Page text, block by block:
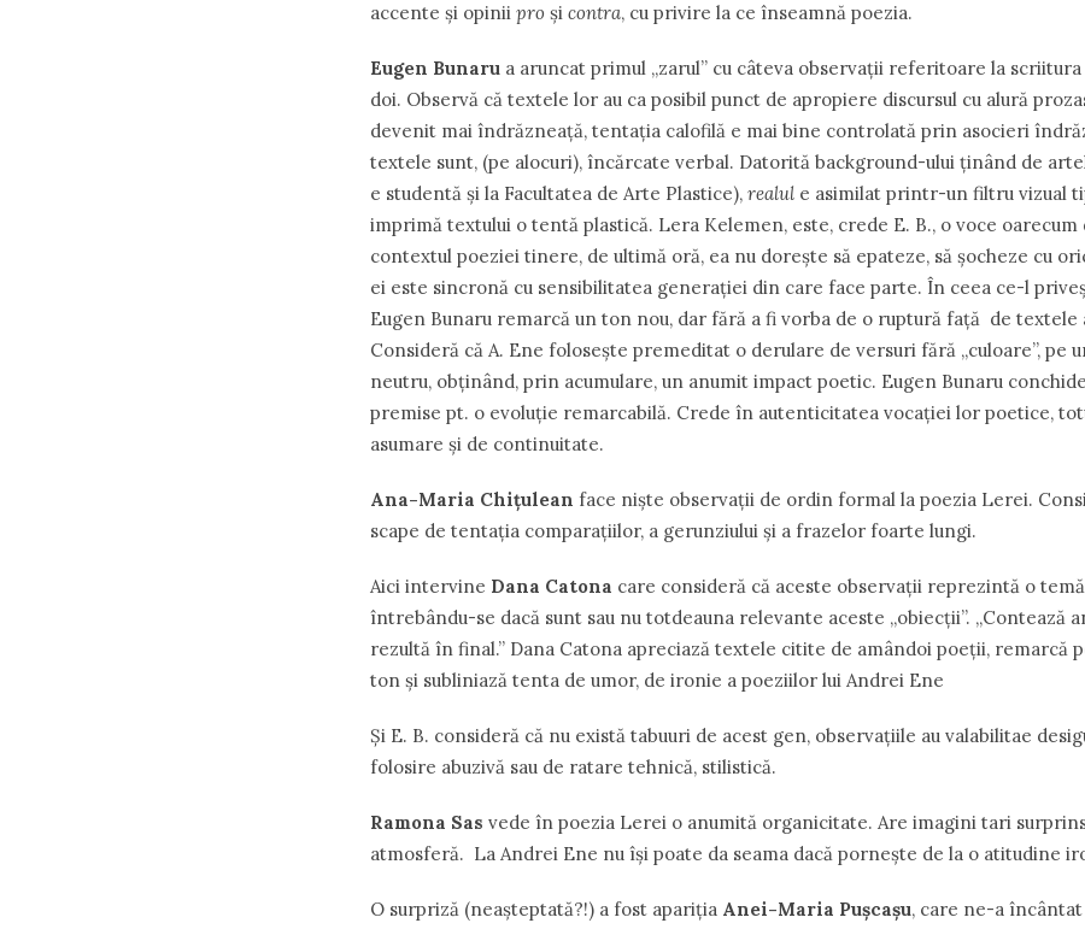
accente şi opinii pro şi contra, cu privire la ce înseamnă poezia.
Eugen Bunaru a aruncat primul ,,zarul’’ cu câteva observații referitoare la scriitura
doi. Observă că textele lor au ca posibil punct de apropiere discursul cu alură
devenit mai îndrăzneață, tentaţia calofilă e mai bine controlată prin asocieri
textele sunt, (pe alocuri), încărcate verbal. Datorită background-ului ţinând de
e studentă şi la Facultatea de Arte Plastice), realul e asimilat printr-un filtru vizual
imprimă textului o tentă plastică. Lera Kelemen, este, crede E. B., o voce
contextul poeziei tinere, de ultimă oră, ea nu dorește să epateze, să şocheze cu
ei este sincronă cu sensibilitatea generaţiei din care face parte. În ceea ce-l prive
Eugen Bunaru remarcă un ton nou, dar fără a fi vorba de o ruptură faţă de
Consideră că A. Ene foloseşte premeditat o derulare de versuri fără ,,culoare”, pe
neutru, obținând, prin acumulare, un anumit impact poetic. Eugen Bunaru
premise pt. o evoluţie remarcabilă. Crede în autenticitatea vocaţiei lor poetice,
asumare şi de continuitate.
Ana-Maria Chițulean face niște observații de ordin formal la poezia Lerei.
scape de tentația comparaţiilor, a gerunziului și a frazelor foarte lungi.
Aici intervine Dana Catona care consideră că aceste observaţii reprezintă o
întrebându-se dacă sunt sau nu totdeauna relevante aceste ,,obiecţii”. ,,Contează
rezultă în final.” Dana Catona apreciază textele citite de amândoi poeţii, remarcă
ton şi subliniază tenta de umor, de ironie a poeziilor lui Andrei Ene
Şi E. B. consideră că nu există tabuuri de acest gen, observaţiile au valabilitae
folosire abuzivă sau de ratare tehnică, stilistică.
Ramona Sas vede în poezia Lerei o anumită organicitate. Are imagini tari
atmosferă. La Andrei Ene nu își poate da seama dacă pornește de la o atitudine
O surpriză (neașteptată?!) a fost apariţia Anei-Maria Pușcașu, care ne-a